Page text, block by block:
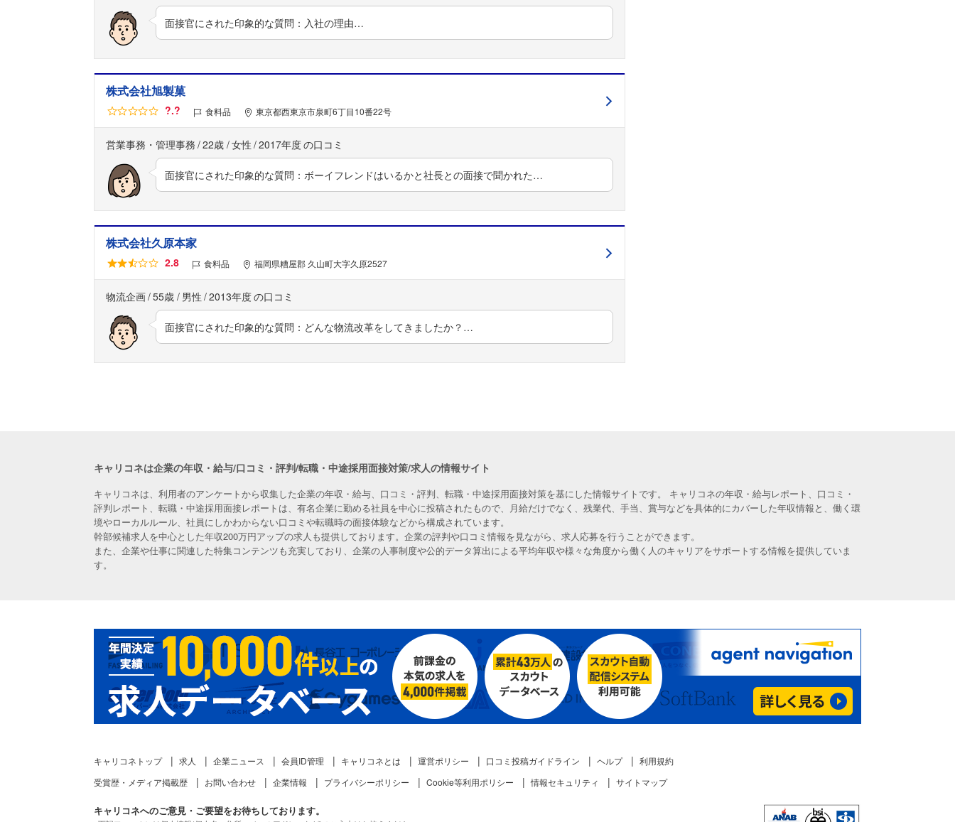
面接官にされた印象的な質問：入社の理由…
株式会社旭製菓
?.? 食料品 東京都西東京市泉町6丁目10番22号
営業事務・管理事務 22歳 女性 2017年度
面接官にされた印象的な質問：ボーイフレンドはいるかと社長との面接で聞かれた…
株式会社久原本家
2.8 食料品 福岡県糟屋郡 久山町大字久原2527
物流企画 55歳 男性 2013年度
面接官にされた印象的な質問：どんな物流改革をしてきましたか？…
キャリコネは企業の年収・給与/口コミ・評判/転職・中途採用面接対策/求人の情報サイト
キャリコネは、利用者のアンケートから収集した企業の年収・給与、口コミ・評判、転職・中途採用面接対策を基にした情報サイトです。 キャリコネの年収・給与レポート、口コミ・
評判レポート、転職・中途採用面接レポートは、有名企業に勤める社員を中心に投稿されたもので、月給だけでなく、残業代、手当、賞与などを具体的にカバーした年収情報と、働く環
境やローカルルール、社員にしかわからない口コミや転職時の面接体験などから構成されています。
幹部候補求人を中心とした年収200万円アップの求人も提供しております。企業の評判や口コミ情報を見ながら、求人応募を行うことができます。
また、企業や仕事に関連した特集コンテンツも充実しており、企業の人事制度や公的データ算出による平均年収や様々な角度から働く人のキャリアをサポートする情報を提供していま
す。
キャリコネトップ 求人 企業ニュース 会員ID管理 キャリコネとは 運営ポリシー 口コミ投稿ガイドライン ヘルプ
利用規約
受賞歴・メディア掲載歴
お問い合わせ 企業情報 プライバシーポリシー Cookie等利用ポリシー 情報セキュリティ サイトマップ
キャリコネへのご意見・ご要望をお待ちしております。